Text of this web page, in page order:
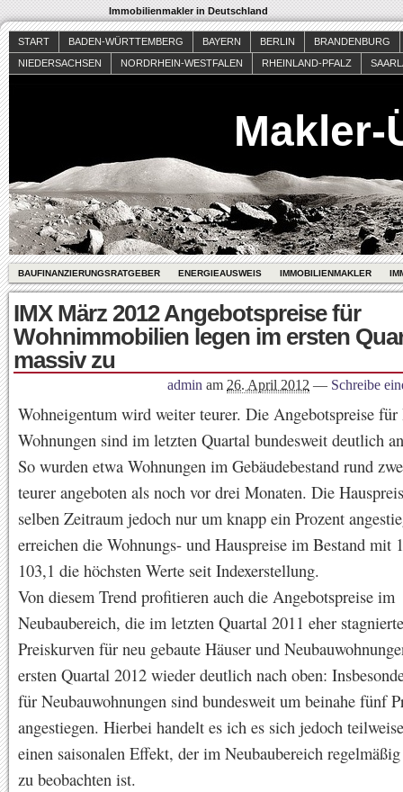
Immobilienmakler in Deutschland
START BADEN-WÜRTTEMBERG BAYERN BERLIN
BRANDENBURG
NIEDERSACHSEN
NORDRHEIN-WESTFALEN RHEINLAND-PFALZ
Makler-
BAUFINANZIERUNGSRATGEBER ENERGIEAUSWEIS IMMOBILIENMAKLER
IMX März 2012 Angebotspreise für
Wohnimmobilien legen im ersten
massiv zu
admin am 26. April 2012 — Schreibe
Wohneigentum wird weiter teurer. Die Angebotspreise für
Wohnungen sind im letzten Quartal bundesweit deutlich
So wurden etwa Wohnungen im Gebäudebestand rund
teurer angeboten als noch vor drei Monaten. Die
selben Zeitraum jedoch nur um knapp ein Prozent
erreichen die Wohnungs- und Hauspreise im Bestand mit
103,1 die höchsten Werte seit Indexerstellung.
Von diesem Trend profitieren auch die Angebotspreise im
Neubaubereich, die im letzten Quartal 2011 eher
Preiskurven für neu gebaute Häuser und
ersten Quartal 2012 wieder deutlich nach oben:
für Neubauwohnungen sind bundesweit um beinahe fünf
angestiegen. Hierbei handelt es ich es sich jedoch
einen saisonalen Effekt, der im Neubaubereich
zu beobachten ist.